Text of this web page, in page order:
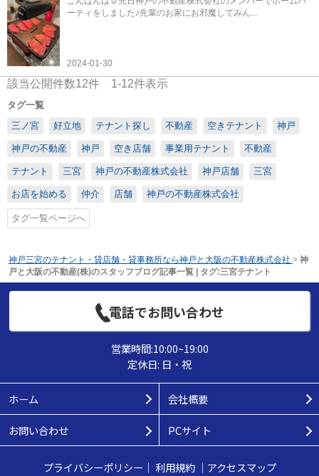
ーティをしました♪先輩のお家にお邪魔してみん...
2024-01-30
該当公開件数12件 1-12件表示
タグ一覧
三ノ宮
好立地 テナント探し 不動産 空きテナント 神戸
神戸の不動産 神戸 空き店舗 事業用テナント 不動産
テナント 三宮 神戸の不動産株式会社 神戸店舗 三宮
お店を始める 仲介 店舗 神戸の不動産株式会社
タグ一覧ページへ
神戸三宮のテナント・貸店舗・貸事務所なら神戸と大阪の不動産株式会社 > 神
戸と大阪の不動産(株)のスタッフブログ記事一覧 | タグ:三宮テナント
電話でお問い合わせ
営業時間:10:00~19:00
定休日: 日・祝
ホーム 会社概要
お問い合わせ PCサイト
プライバシーポリシー ｜ 利用規約｜ アクセスマップ